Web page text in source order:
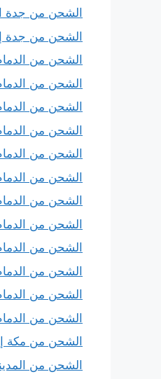
الشحن من جدة
الشحن من جدة
الشحن من
الشحن من
الشحن من
الشحن من
الشحن من
الشحن من
الشحن من
الشحن من
الشحن من
الشحن من
الشحن من
الشحن من
الشحن من مكة
الشحن من